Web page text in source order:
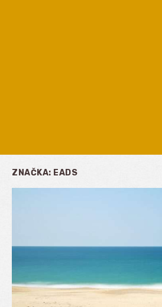
ZNAČKA: EADS